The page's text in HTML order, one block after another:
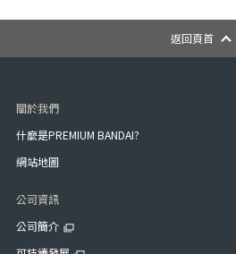
返回頁首
關於我們
什麼是PREMIUM BANDAI?
網站地圖
公司資訊
公司簡介